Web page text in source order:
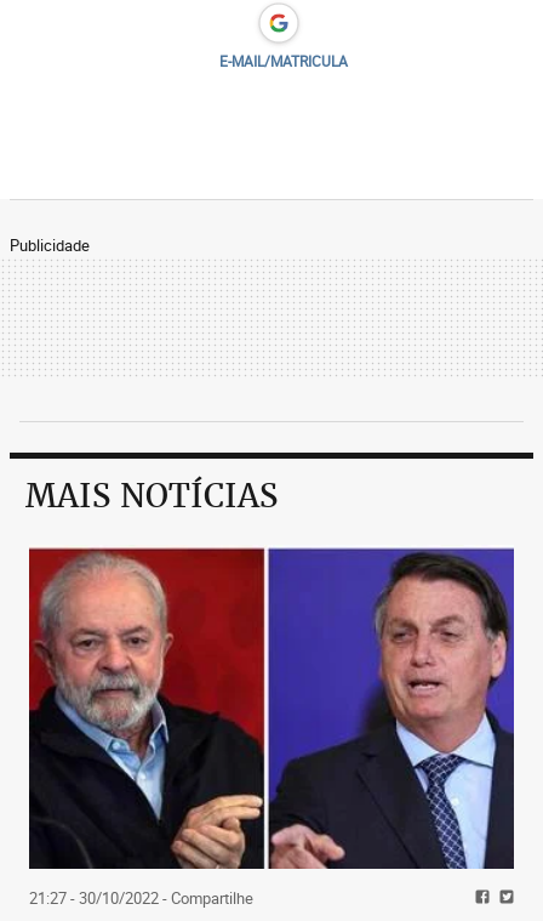
E-MAIL/MATRICULA
Publicidade
MAIS NOTÍCIAS
21:27 - 30/10/2022- Compartilhe